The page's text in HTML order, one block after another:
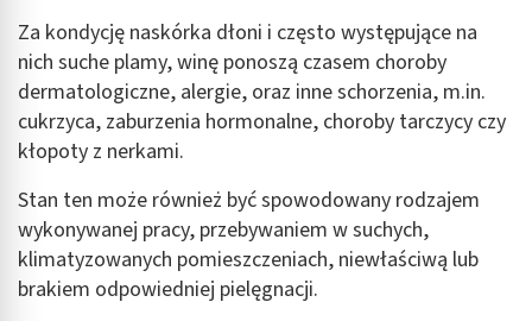
Za kondycję naskórka dłoni i często występujące na
nich suche plamy, winę ponoszą czasem choroby
dermatologiczne, alergie, oraz inne schorzenia, m.in.
cukrzyca, zaburzenia hormonalne, choroby tarczycy czy
kłopoty z nerkami.
Stan ten może również być spowodowany rodzajem
wykonywanej pracy, przebywaniem w suchych,
klimatyzowanych pomieszczeniach, niewłaściwą lub
brakiem odpowiedniej pielęgnacji.